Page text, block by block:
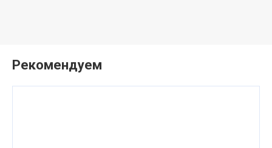
Рекомендуем